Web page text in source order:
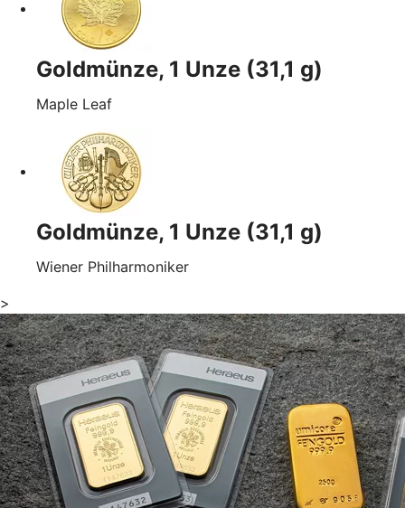
Goldmünze, 1 Unze (31,1 g)
Maple Leaf
Goldmünze, 1 Unze (31,1 g)
Wiener Philharmoniker
>